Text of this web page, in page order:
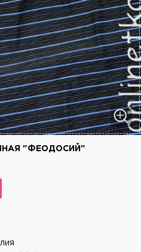
"ФЕОДОСИЙ"